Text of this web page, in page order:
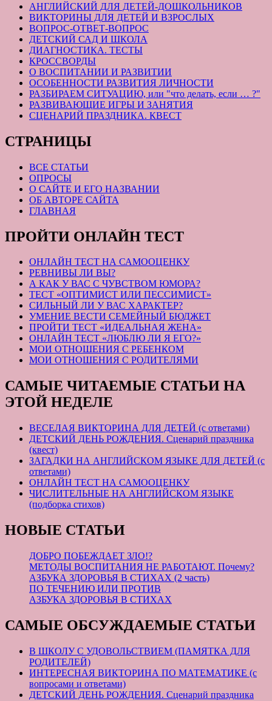
АНГЛИЙСКИЙ ДЛЯ ДЕТЕЙ-ДОШКОЛЬНИКОВ
ВИКТОРИНЫ ДЛЯ ДЕТЕЙ И ВЗРОСЛЫХ
ВОПРОС-ОТВЕТ-ВОПРОС
ДЕТСКИЙ САД И ШКОЛА
ДИАГНОСТИКА. ТЕСТЫ
КРОССВОРДЫ
О ВОСПИТАНИИ И РАЗВИТИИ
ОСОБЕННОСТИ РАЗВИТИЯ ЛИЧНОСТИ
РАЗБИРАЕМ СИТУАЦИЮ, или "что делать, если … ?"
РАЗВИВАЮЩИЕ ИГРЫ И ЗАНЯТИЯ
СЦЕНАРИЙ ПРАЗДНИКА. КВЕСТ
СТРАНИЦЫ
ВСЕ СТАТЬИ
ОПРОСЫ
О САЙТЕ И ЕГО НАЗВАНИИ
ОБ АВТОРЕ САЙТА
ГЛАВНАЯ
ПРОЙТИ ОНЛАЙН ТЕСТ
ОНЛАЙН ТЕСТ НА САМООЦЕНКУ
РЕВНИВЫ ЛИ ВЫ?
А КАК У ВАС С ЧУВСТВОМ ЮМОРА?
ТЕСТ «ОПТИМИСТ ИЛИ ПЕССИМИСТ»
СИЛЬНЫЙ ЛИ У ВАС ХАРАКТЕР?
УМЕНИЕ ВЕСТИ СЕМЕЙНЫЙ БЮДЖЕТ
ПРОЙТИ ТЕСТ «ИДЕАЛЬНАЯ ЖЕНА»
ОНЛАЙН ТЕСТ «ЛЮБЛЮ ЛИ Я ЕГО?»
МОИ ОТНОШЕНИЯ С РЕБЕНКОМ
МОИ ОТНОШЕНИЯ С РОДИТЕЛЯМИ
САМЫЕ ЧИТАЕМЫЕ СТАТЬИ НА
ЭТОЙ НЕДЕЛЕ
ВЕСЕЛАЯ ВИКТОРИНА ДЛЯ ДЕТЕЙ (с ответами)
ДЕТСКИЙ ДЕНЬ РОЖДЕНИЯ. Сценарий праздника
(квест)
ЗАГАДКИ НА АНГЛИЙСКОМ ЯЗЫКЕ ДЛЯ ДЕТЕЙ (с
ответами)
ОНЛАЙН ТЕСТ НА САМООЦЕНКУ
ЧИСЛИТЕЛЬНЫЕ НА АНГЛИЙСКОМ ЯЗЫКЕ
(подборка стихов)
НОВЫЕ СТАТЬИ
ДОБРО ПОБЕЖДАЕТ ЗЛО!?
МЕТОДЫ ВОСПИТАНИЯ НЕ РАБОТАЮТ. Почему?
АЗБУКА ЗДОРОВЬЯ В СТИХАХ (2 часть)
ПО ТЕЧЕНИЮ ИЛИ ПРОТИВ
АЗБУКА ЗДОРОВЬЯ В СТИХАХ
САМЫЕ ОБСУЖДАЕМЫЕ СТАТЬИ
В ШКОЛУ С УДОВОЛЬСТВИЕМ (ПАМЯТКА ДЛЯ
РОДИТЕЛЕЙ)
ИНТЕРЕСНАЯ ВИКТОРИНА ПО МАТЕМАТИКЕ (с
вопросами и ответами)
ДЕТСКИЙ ДЕНЬ РОЖДЕНИЯ. Сценарий праздника